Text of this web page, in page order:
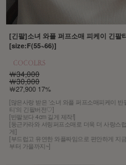
[긴팔]소녀 와플 퍼프소매 피케이 긴팔
[size:F(55~66)]
￦34,000
￦30,000
￦27,900 17%
[많은사랑 받은 '소녀 와플 퍼프소매피케이 반
티'의 긴팔버전♡]
[반팔보다 4cm 길게 제작!]
[둥근카라와 셔링퍼프소매로 더욱 더 사랑스럽
게]
[부드럽고 유연한 와플짜임으로 편안하게 지금
부터 가을까지~]